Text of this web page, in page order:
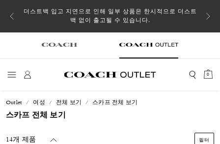
될 수
더스트백 입고 지연으로 인해 일부 상품은 한시적으로 더스트
백 없이 출고될 수 있습니다.
0
Outlet 여성 전체 보기 스카프 전체 보기
스카프 전체 보기
14개 제품 필터